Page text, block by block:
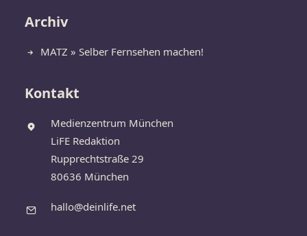
Archiv
MATZ » Selber Fernsehen machen!
Kontakt
Medienzentrum München
LiFE Redaktion
Rupprechtstraße 29
80636 München
hallo@deinlife.net